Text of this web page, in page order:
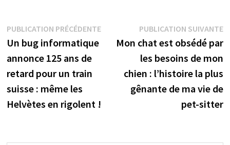
Navigation
de
l’article
PUBLICATION PRÉCÉDENTEPublication
précédente :
Un bug informatique
annonce 125 ans de
retard pour un train
suisse : même les
Helvètes en rigolent !
PUBLICATION SUIVANTE
Mon chat est obsédé par
les besoins de mon
chien : l’histoire la plus
gênante de ma vie de
pet-sitter